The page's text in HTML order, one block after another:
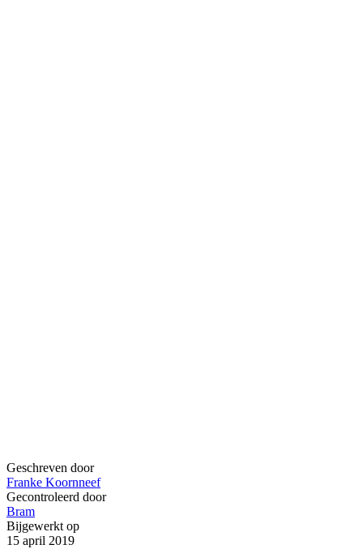
Geschreven door
Franke Koornneef
Gecontroleerd door
Bram
Bijgewerkt op
15 april 2019